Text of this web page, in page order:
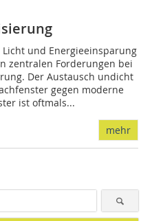
und Energieeinsparung
zentralen Forderungen bei
Der Austausch undicht
gegen moderne
ist oftmals...
mehr